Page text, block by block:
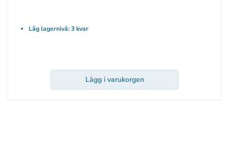
Låg lagernivå: 3 kvar
Lägg i varukorgen